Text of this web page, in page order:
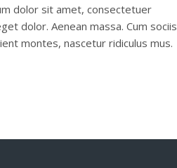
dolor sit amet, consectetuer
dolor. Aenean massa. Cum sociis
montes, nascetur ridiculus mus.